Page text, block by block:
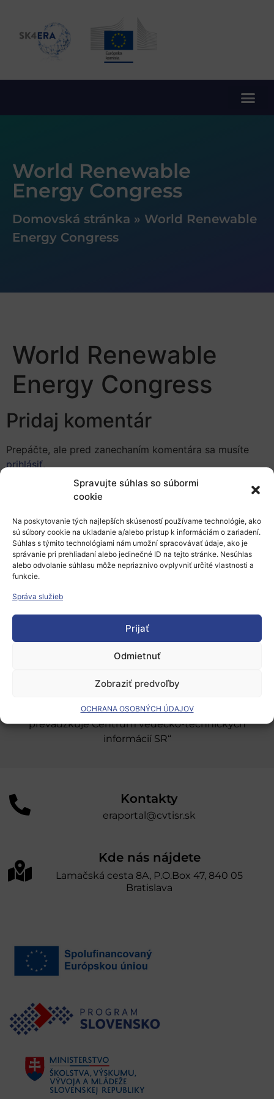
Spravujte súhlas so súbormi
cookie
Na poskytovanie tých najlepších skúseností používame technológie, ako
sú súbory cookie na ukladanie a/alebo prístup k informáciám o zariadení.
Súhlas s týmito technológiami nám umožní spracovávať údaje, ako je
správanie pri prehliadaní alebo jedinečné ID na tejto stránke. Nesúhlas
alebo odvolanie súhlasu môže nepriaznivo ovplyvniť určité vlastnosti a
funkcie.
Správa služieb
Prijať
Odmietnuť
Zobraziť predvoľby
OCHRANA OSOBNÝCH ÚDAJOV
World Renewable
Energy Congress
Domovská stránka » World Renewable
Energy Congress
World Renewable
Energy Congress
Pridaj komentár
Prepáčte, ale pred zanechaním komentára sa musíte
prihlásiť.
Európsky výskumný priestor
Grantové programy pre výskum
Odber noviniek
úniou v rámci Programu Slovensko. Portál
prevádzkuje Centrum vedecko-technických
informácií SR“
Kontakty
eraportal@cvtisr.sk
Kde nás nájdete
Lamačská cesta 8A, P.O.Box 47, 840 05
Bratislava